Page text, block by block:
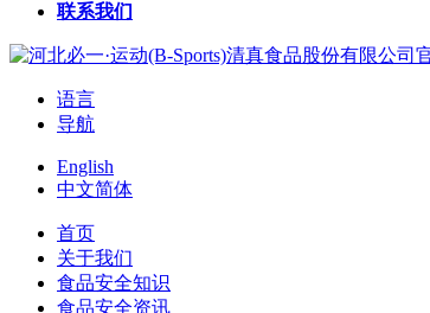
联系我们
语言
导航
English
中文简体
首页
关于我们
食品安全知识
食品安全资讯